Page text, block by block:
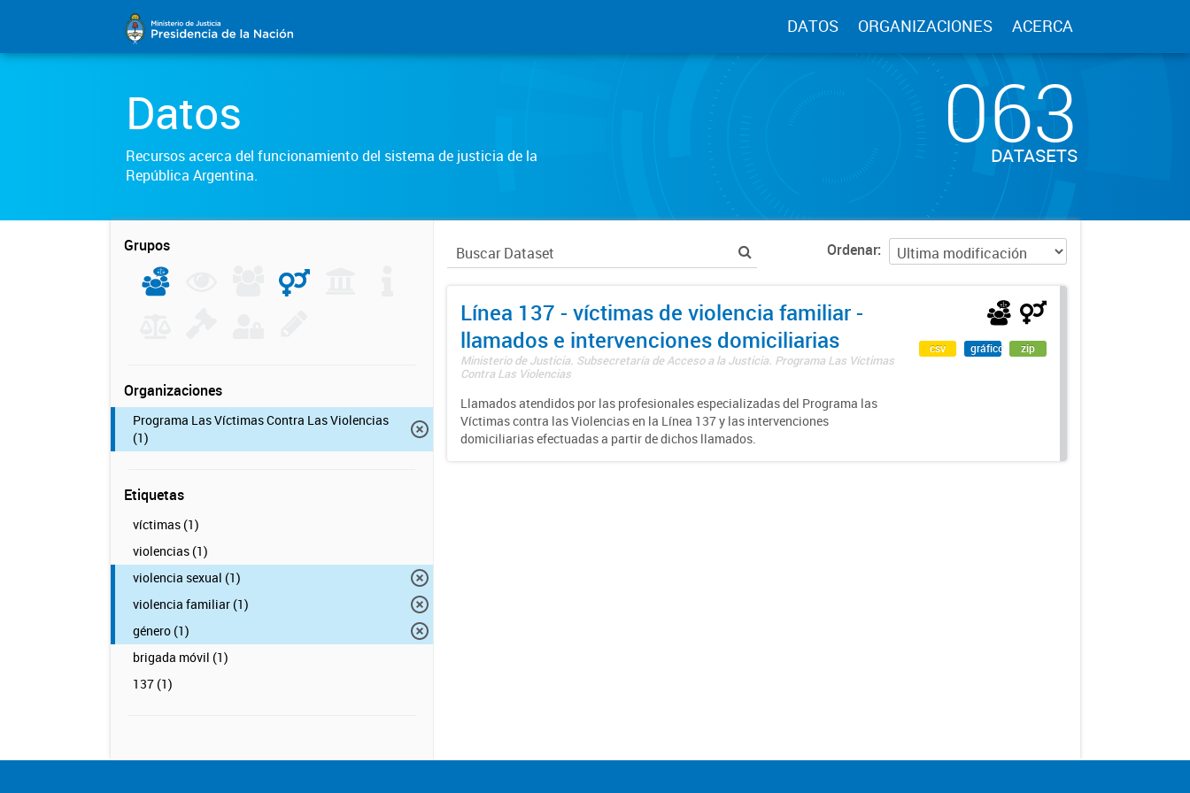
DATOS ORGANIZACIONES ACERCA
Datos
Recursos acerca del funcionamiento del sistema de justicia de la
República Argentina.
063
DATASETS
Grupos
Organizaciones
Programa Las Víctimas Contra Las Violencias
(1)
Etiquetas
víctimas (1)
violencias (1)
violencia sexual (1)
violencia familiar (1)
género (1)
brigada móvil (1)
137 (1)
Ordenar
Línea 137 - víctimas de violencia familiar -
llamados e intervenciones domiciliarias
Ministerio de Justicia. Subsecretaría de Acceso a la Justicia. Programa Las Víctimas
Contra Las Violencias
Llamados atendidos por las profesionales especializadas del Programa las
Víctimas contra las Violencias en la Línea 137 y las intervenciones
domiciliarias efectuadas a partir de dichos llamados.
csv gráfico zip